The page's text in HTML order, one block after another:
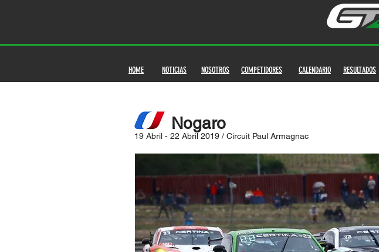
HOME NOTICIAS NOSOTROS COMPETIDORES CALENDARIO RESULTADOS
Nogaro
19 Abril - 22 Abril 2019 / Circuit Paul Armagnac